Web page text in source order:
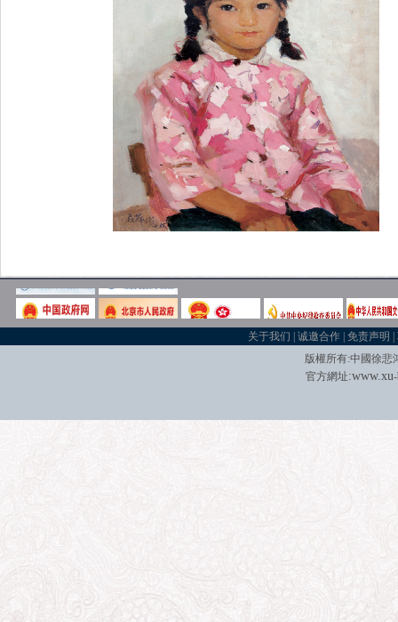
关于我们 |诚邀合作 |免责声明 |
版權所有:中國徐悲
官方網址:www.xu